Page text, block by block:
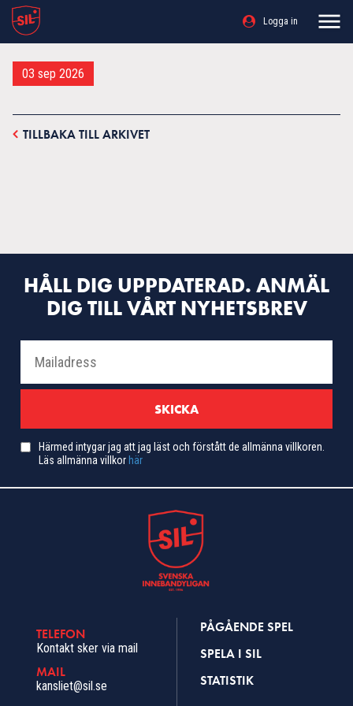
Logga in
03 sep 2026
TILLBAKA TILL ARKIVET
HÅLL DIG UPPDATERAD. ANMÄL
DIG TILL VÅRT NYHETSBREV
Härmed intygar jag att jag läst och förstått de allmänna villkoren.
Läs allmänna villkor här
TELEFON
Kontakt sker via mail
MAIL
kansliet@sil.se
PÅGÅENDE SPEL
SPELA I SIL
STATISTIK